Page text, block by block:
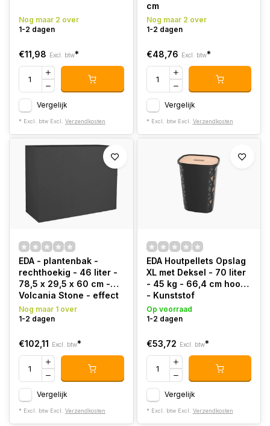
Nog maar 2 over
1-2 dagen
€11,98 Excl. btw*
Vergelijk
* Excl. btw Excl. Verzendkosten
cm
Nog maar 2 over
1-2 dagen
€48,76 Excl. btw*
Vergelijk
* Excl. btw Excl. Verzendkosten
EDA - plantenbak -
rechthoekig - 46 liter -
78,5 x 29,5 x 60 cm -
Volcania Stone - effect
Graphite
Nog maar 1 over
1-2 dagen
€102,11 Excl. btw*
Vergelijk
* Excl. btw Excl. Verzendkosten
EDA Houtpellets Opslag
XL met Deksel - 70 liter
- 45 kg - 66,4 cm hoog
- Kunststof
Op voorraad
1-2 dagen
€53,72 Excl. btw*
Vergelijk
* Excl. btw Excl. Verzendkosten